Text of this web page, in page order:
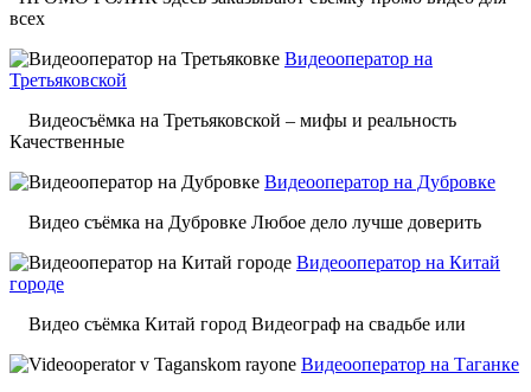
всех
Видеооператор на
Третьяковской
Видеосъёмка на Третьяковской – мифы и реальность
Качественные
Видеооператор на Дубровке
Видео съёмка на Дубровке Любое дело лучше доверить
Видеооператор на Китай
городе
Видео съёмка Китай город Видеограф на свадьбе или
Видеооператор на Таганке